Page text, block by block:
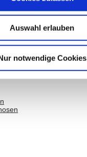
Auswahl erlauben
notwendige Cookies
Overknees